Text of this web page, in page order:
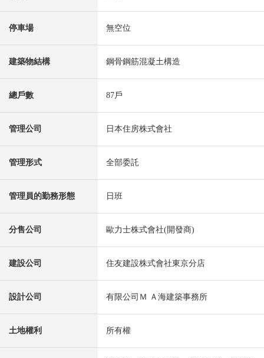
停車場 無空位
建築物結構 鋼骨鋼筋混凝土構造
總戶數 87戶
管理公司 日本住房株式會社
管理形式 全部委託
管理員的勤務形態 日班
分售公司 歐力士株式會社(開發商)
建設公司 住友建設株式會社東京分店
設計公司 有限公司Ｍ Ａ海建築事務所
土地權利 所有權